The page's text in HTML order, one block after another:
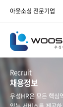
아웃소싱 전문기업
Recruit
채용정보
우성HR은 모든 핵심